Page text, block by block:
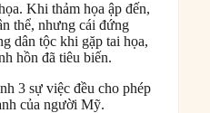
Khi thảm họa ập đến,
thể, nhưng cái đứng
dân tộc khi gặp tai họa,
hồn đã tiêu biến.
3 sự việc đều cho phép
của người Mỹ.